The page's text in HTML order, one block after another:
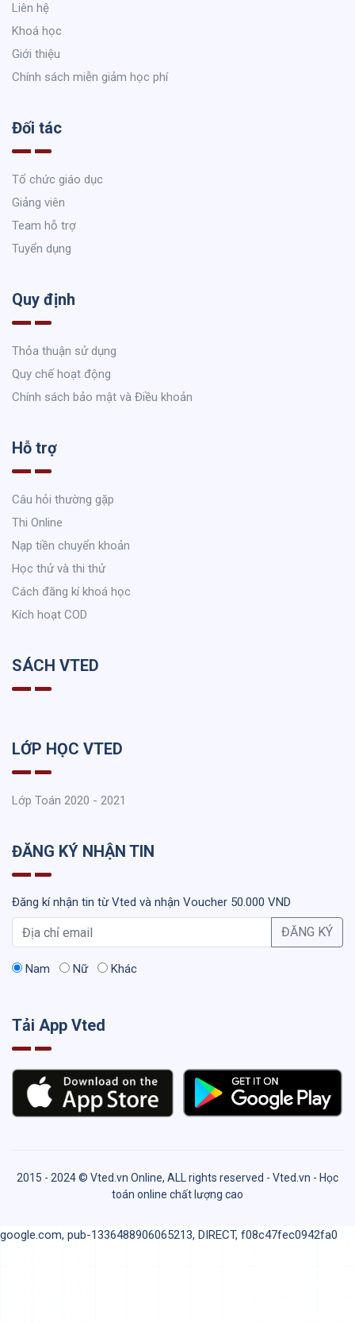
Liên hệ
Khoá học
Giới thiệu
Chính sách miễn giảm học phí
Đối tác
Tổ chức giáo dục
Giảng viên
Team hỗ trợ
Tuyển dụng
Quy định
Thỏa thuận sử dụng
Quy chế hoạt động
Chính sách bảo mật và Điều khoản
Hỗ trợ
Câu hỏi thường gặp
Thi Online
Nạp tiền chuyển khoản
Học thử và thi thử
Cách đăng kí khoá học
Kích hoạt COD
SÁCH VTED
LỚP HỌC VTED
Lớp Toán 2020 - 2021
ĐĂNG KÝ NHẬN TIN
Đăng kí nhận tin từ Vted và nhận Voucher 50.000 VND
ĐĂNG KÝ
Nam Nữ Khác
Tải App Vted
2015 - 2024 © Vted.vn Online, ALL rights reserved - Vted.vn - Học
toán online chất lượng cao
google.com, pub-1336488906065213, DIRECT, f08c47fec0942fa0